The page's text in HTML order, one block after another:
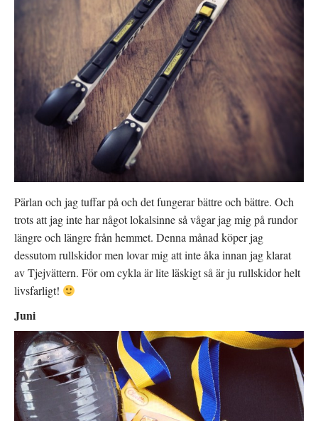
Pärlan och jag tuffar på och det fungerar bättre och bättre. Och
trots att jag inte har något lokalsinne så vågar jag mig på rundor
längre och längre från hemmet. Denna månad köper jag
dessutom rullskidor men lovar mig att inte åka innan jag klarat
av Tjejvättern. För om cykla är lite läskigt så är ju rullskidor helt
livsfarligt!
Juni